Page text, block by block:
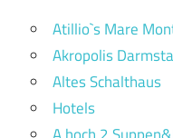
Atillio`s Mare
Akropolis
Altes Schalthaus
Hotels